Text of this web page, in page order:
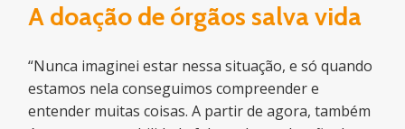
A doação de órgãos salva vida
“Nunca imaginei estar nessa situação, e só quando
estamos nela conseguimos compreender e
entender muitas coisas. A partir de agora, também